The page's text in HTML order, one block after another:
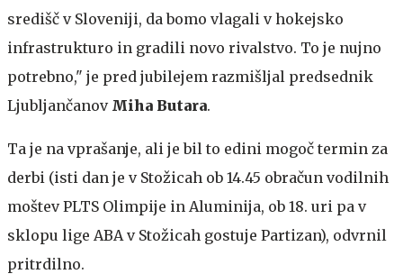
središč v Sloveniji, da bomo vlagali v hokejsko
infrastrukturo in gradili novo rivalstvo. To je nujno
potrebno," je pred jubilejem razmišljal predsednik
LjubljančanovMiha Butara.
Ta je na vprašanje, ali je bil to edini mogoč termin za
derbi (isti dan je v Stožicah ob 14.45 obračun vodilnih
moštev PLTS Olimpije in Aluminija, ob 18. uri pa v
sklopu lige ABA v Stožicah gostuje Partizan), odvrnil
pritrdilno.